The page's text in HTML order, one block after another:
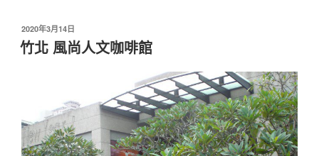
2020年3月14日
竹北 風尚人文咖啡館